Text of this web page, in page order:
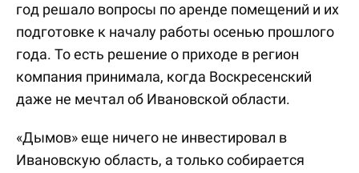
год решало вопросы по аренде помещений и их
подготовке к началу работы осенью прошлого
года. То есть решение о приходе в регион
компания принимала, когда Воскресенский
даже не мечтал об Ивановской области.
«Дымов» еще ничего не инвестировал в
Ивановскую область, а только собирается